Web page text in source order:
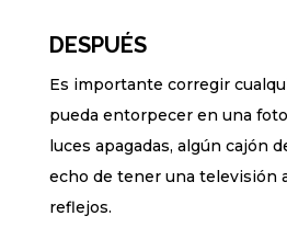
DESPUÉS
Es importante corregir
pueda entorpecer en una
luces apagadas, algún cajón
echo de tener una televisión
reflejos.